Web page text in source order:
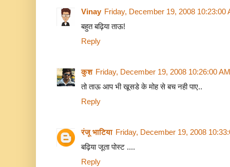
Vinay Friday, December 19, 2008 10:23:00
बहुत बढ़िया ताऊ!
Reply
कुश Friday, December 19, 2008 10:26:00 AM
तो ताऊ आप भी खूसडे के मोह से बच नही पाए..
Reply
रंजू भाटिया Friday, December 19, 2008
बढ़िया जूता पोस्ट ....
Reply